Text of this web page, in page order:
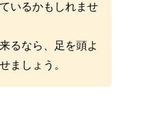
いるかもしれませ
るなら、足を頭よ
ましょう。